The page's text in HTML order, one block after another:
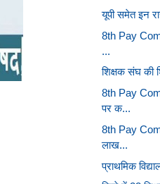
यूपी समेत इन
8th Pay
...
शिक्षक संघ की
8th Pay
पर क...
8th Pay
लाख...
प्राथमिक